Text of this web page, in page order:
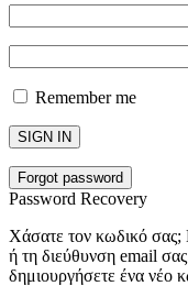
Remember me
SIGN IN
Forgot password
Password Recovery
Χάσατε τον κωδικό σας;
ή τη διεύθυνση email
δημιουργήσετε ένα νέο